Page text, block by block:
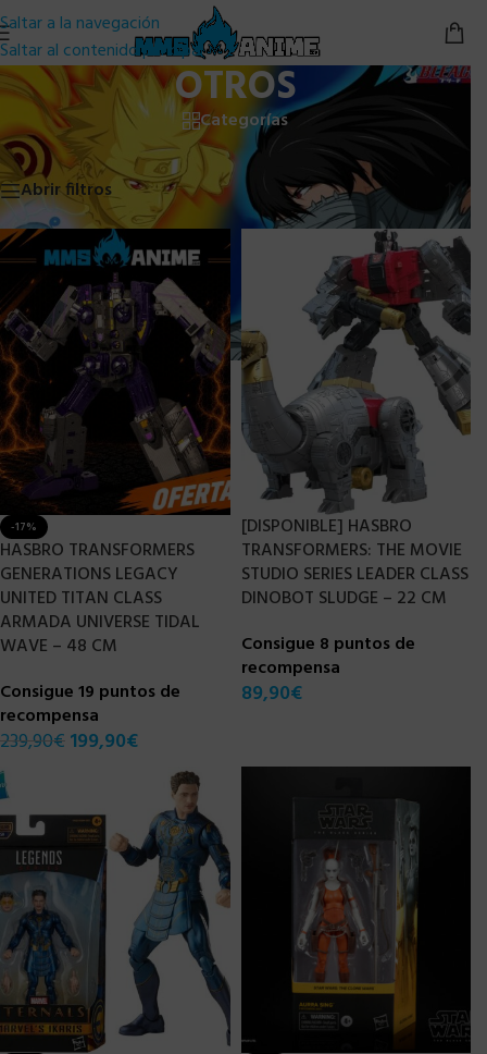
Saltar a la navegación
Saltar al contenido principal
OTROS
Categorías
Inicio/Otros Mostrando 1–24 de 1805 resultados
Abrir filtros
-17%
HASBRO TRANSFORMERS
GENERATIONS LEGACY
UNITED TITAN CLASS
ARMADA UNIVERSE TIDAL
WAVE – 48 CM
Consigue 19 puntos de
recompensa
239,90€ 199,90€
[DISPONIBLE] HASBRO
TRANSFORMERS: THE MOVIE
STUDIO SERIES LEADER CLASS
DINOBOT SLUDGE – 22 CM
Consigue 8 puntos de
recompensa
89,90€